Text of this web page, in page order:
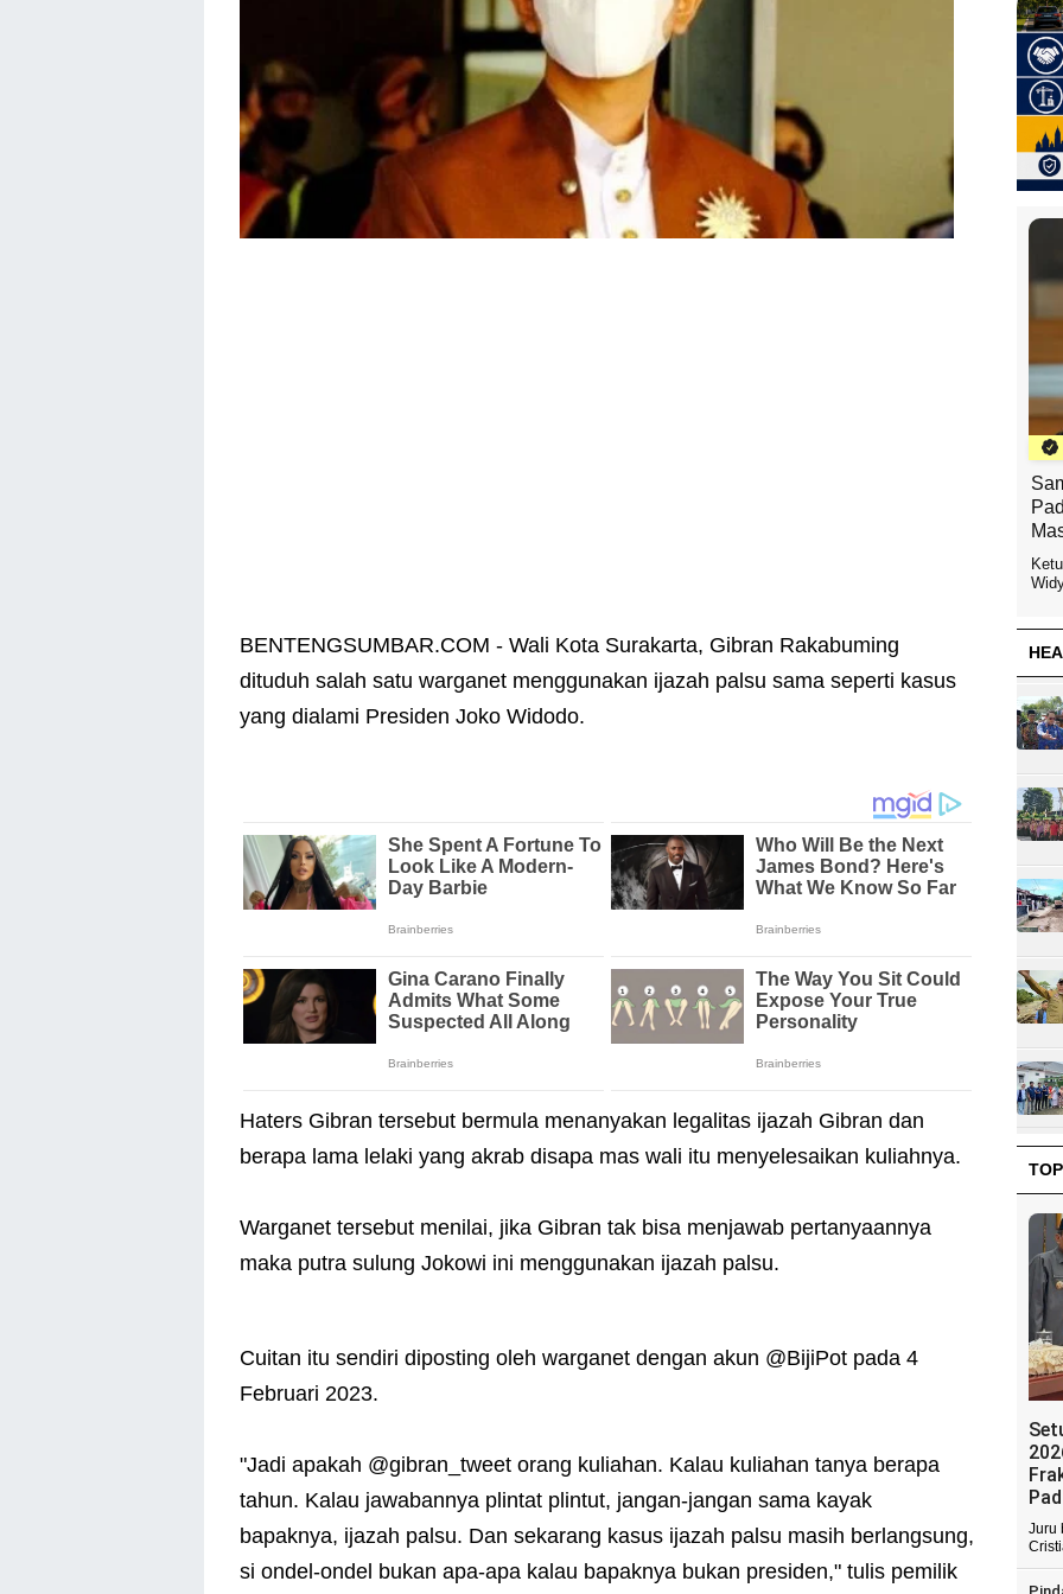
BENTENGSUMBAR.COM - Wali Kota Surakarta, Gibran Rakabuming
dituduh salah satu warganet menggunakan ijazah palsu sama seperti kasus
yang dialami Presiden Joko Widodo.
Haters Gibran tersebut bermula menanyakan legalitas ijazah Gibran dan
berapa lama lelaki yang akrab disapa mas wali itu menyelesaikan kuliahnya.
Warganet tersebut menilai, jika Gibran tak bisa menjawab pertanyaannya
maka putra sulung Jokowi ini menggunakan ijazah palsu.
Cuitan itu sendiri diposting oleh warganet dengan akun @BijiPot pada 4
Februari 2023.
"Jadi apakah @gibran_tweet orang kuliahan. Kalau kuliahan tanya berapa
tahun. Kalau jawabannya plintat plintut, jangan-jangan sama kayak
bapaknya, ijazah palsu. Dan sekarang kasus ijazah palsu masih berlangsung,
si ondel-ondel bukan apa-apa kalau bapaknya bukan presiden," tulis pemilik
Juru